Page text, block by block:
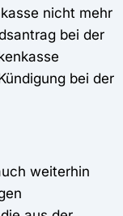
nicht mehr
bei der
bei der
weiterhin